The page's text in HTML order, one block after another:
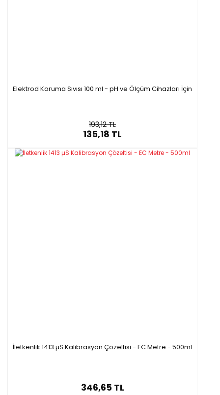
Elektrod Koruma Sıvısı 100 ml - pH ve Ölçüm Cihazları İçin
193,12 TL
135,18 TL
İletkenlik 1413 µS Kalibrasyon Çözeltisi - EC Metre - 500ml
346,65 TL